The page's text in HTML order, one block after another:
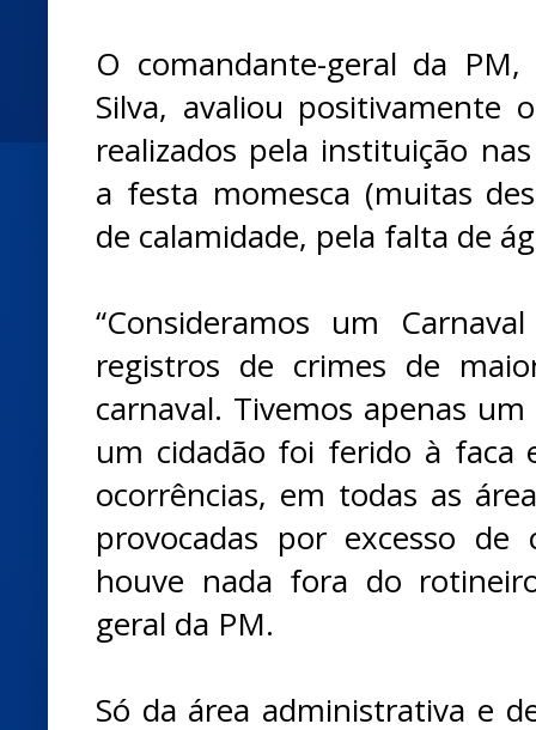
O comandante-geral da
Silva, avaliou positivamente
realizados pela instituição
a festa momesca (muitas
de calamidade, pela falta de
“Consideramos um
registros de crimes de
carnaval. Tivemos apenas
um cidadão foi ferido à faca
ocorrências, em todas as
provocadas por excesso
houve nada fora do
geral da PM.
Só da área administrativa e